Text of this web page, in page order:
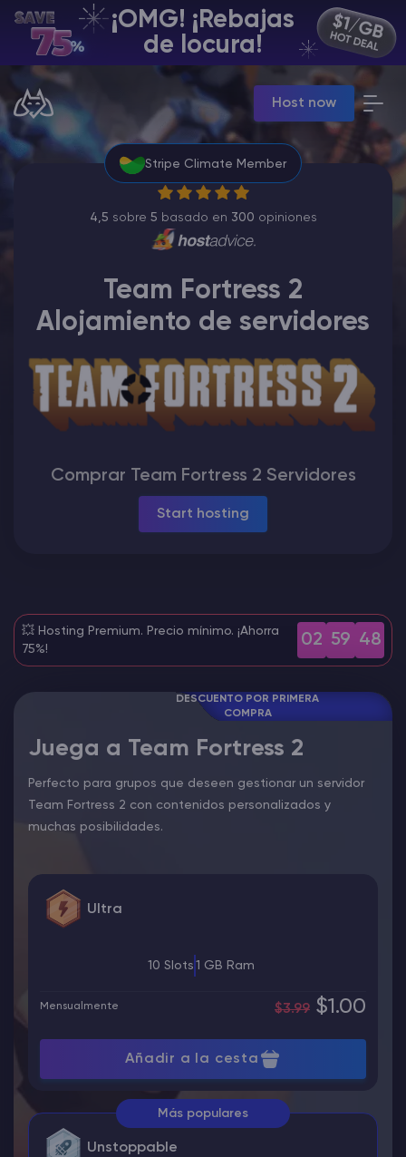
¡OMG! ¡Rebajas
de locura!
Host now
ES | USD
Billing Panel
Manage your servers & payments
Manage game server
VPS Panel
Manage VPS server
Affiliate panel
Manage affiliates
Hytale Hosting 50% OFF
Palworld Alojamiento de servidores
Stripe Climate Member
4,5 sobre 5 basado en 300 opiniones
Team Fortress 2
Alojamiento de servidores
Comprar Team Fortress 2 Servidores
Start hosting
💥 Hosting Premium. Precio mínimo. ¡Ahorra
75%!
02 59 47
DESCUENTO POR PRIMERA
COMPRA
Juega a Team Fortress 2
Perfecto para grupos que deseen gestionar un servidor
Team Fortress 2 con contenidos personalizados y
muchas posibilidades.
Ultra
10 Slots 1 GB Ram
Mensualmente $3.99 $1.00
Añadir a la cesta
Más populares
Unstoppable